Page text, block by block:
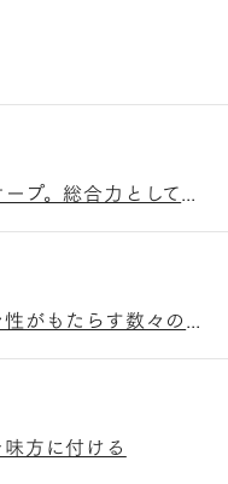
外観、内装、共用部、ランドスケープ。総合力としてのデザイン
居住者、投資家、社会。デザイン性がもたらす数々のメリット
方に付ける